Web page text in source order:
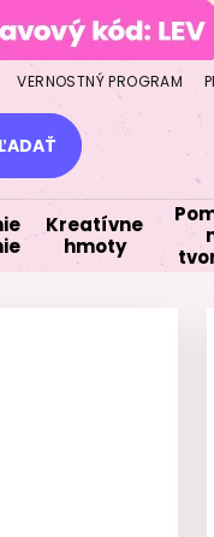
VERNOSTNÝ PROGRAM
Kreatívne
hmoty